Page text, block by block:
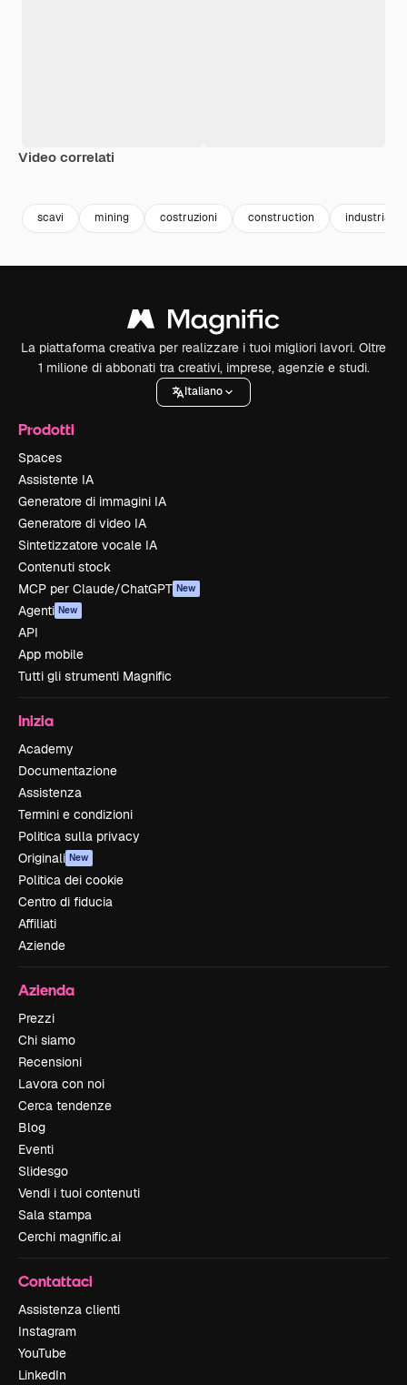
Video correlati
scavi mining costruzioni construction industria
La piattaforma creativa per realizzare i tuoi migliori lavori. Oltre
1 milione di abbonati tra creativi, imprese, agenzie e studi.
Italiano
Prodotti
Spaces
Assistente IA
Generatore di immagini IA
Generatore di video IA
Sintetizzatore vocale IA
Contenuti stock
MCP per Claude/ChatGPT New
Agenti New
API
App mobile
Tutti gli strumenti Magnific
Inizia
Academy
Documentazione
Assistenza
Termini e condizioni
Politica sulla privacy
Originali New
Politica dei cookie
Centro di fiducia
Affiliati
Aziende
Azienda
Prezzi
Chi siamo
Recensioni
Lavora con noi
Cerca tendenze
Blog
Eventi
Slidesgo
Vendi i tuoi contenuti
Sala stampa
Cerchi magnific.ai
Contattaci
Assistenza clienti
Instagram
YouTube
LinkedIn